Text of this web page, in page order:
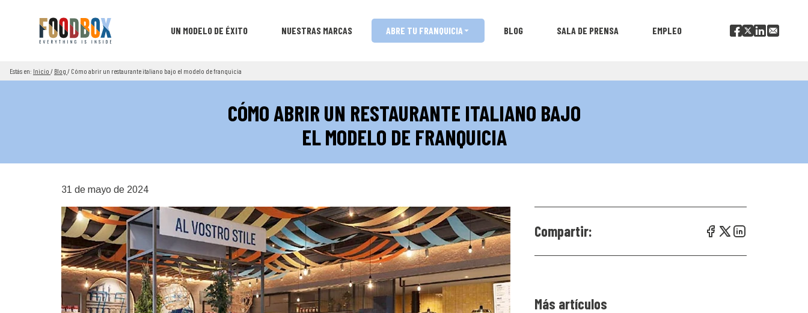
UN MODELO DE ÉXITO NUESTRAS MARCAS ABRE TU FRANQUICIA BLOG SALA DE PRENSA EMPLEO
Estás en: Inicio / Blog / Cómo abrir un restaurante italiano bajo el modelo de franquicia
CÓMO ABRIR UN RESTAURANTE ITALIANO BAJO
EL MODELO DE FRANQUICIA
31 de mayo de 2024
Compartir:
Más artículos